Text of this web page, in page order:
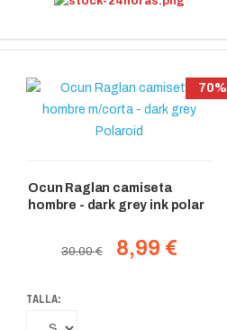
70%
Ocun Raglan camiseta
hombre - dark grey ink polar
30.00 € 8,99 €
TALLA: